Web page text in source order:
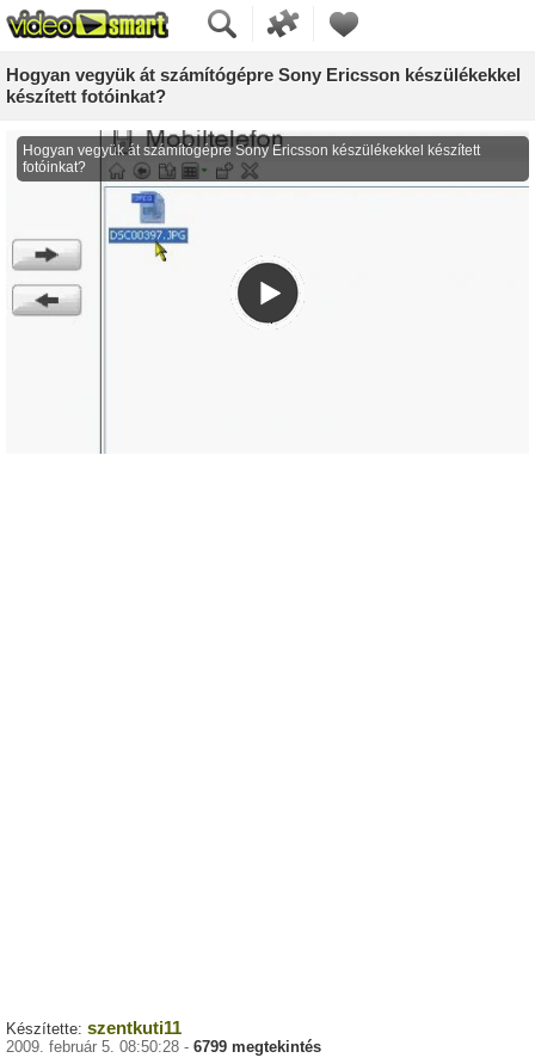
Hogyan vegyük át számítógépre Sony Ericsson készülékekkel
készített fotóinkat?
Készítette: szentkuti11
2009. február 5. 08:50:28 - 6799 megtekintés